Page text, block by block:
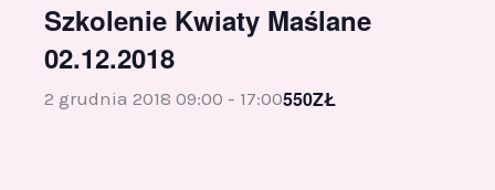
Szkolenie Kwiaty Maślane
02.12.2018
2 grudnia 2018 09:00 - 17:00550ZŁ